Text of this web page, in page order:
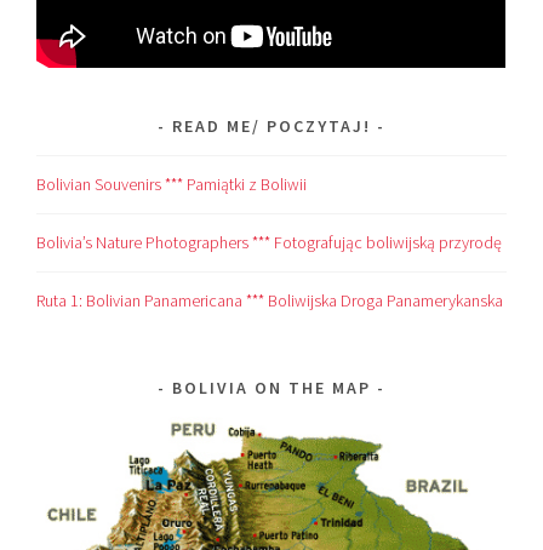
READ ME/ POCZYTAJ!
Bolivian Souvenirs *** Pamiątki z Boliwii
Bolivia’s Nature Photographers *** Fotografując boliwijską przyrodę
Ruta 1: Bolivian Panamericana *** Boliwijska Droga Panamerykanska
BOLIVIA ON THE MAP